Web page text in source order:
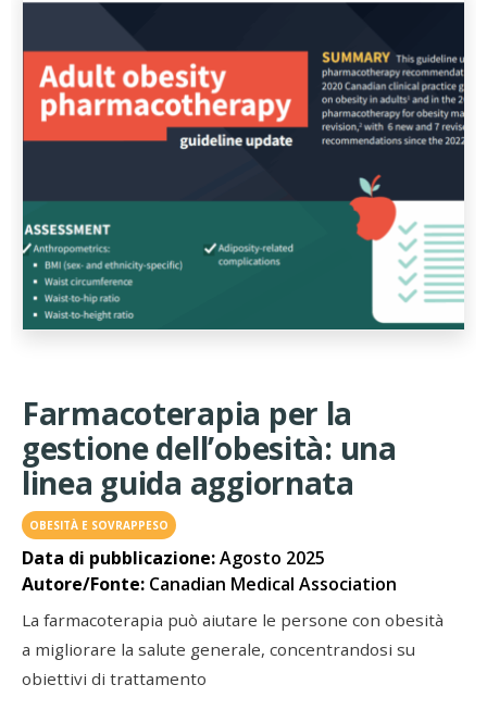
Farmacoterapia per la
gestione dell’obesità: una
linea guida aggiornata
OBESITÀ E SOVRAPPESO
Data di pubblicazione:Agosto 2025
Autore/Fonte: Canadian Medical Association
La farmacoterapia può aiutare le persone con obesità
a migliorare la salute generale, concentrandosi su
obiettivi di trattamento